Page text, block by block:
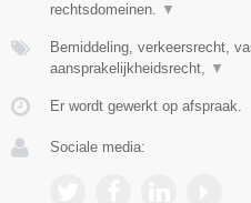
rechtsdomeinen. ▼
Bemiddeling, verkeersrecht,
aansprakelijkheidsrecht, ▼
Er wordt gewerkt op afspraak.
Sociale media: